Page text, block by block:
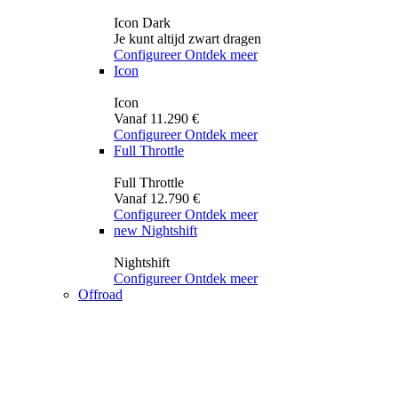
Icon Dark
Je kunt altijd zwart dragen
Configureer Ontdek meer
Icon
Icon
Vanaf 11.290 €
Configureer Ontdek meer
Full Throttle
Full Throttle
Vanaf 12.790 €
Configureer Ontdek meer
new Nightshift
Nightshift
Configureer Ontdek meer
Offroad